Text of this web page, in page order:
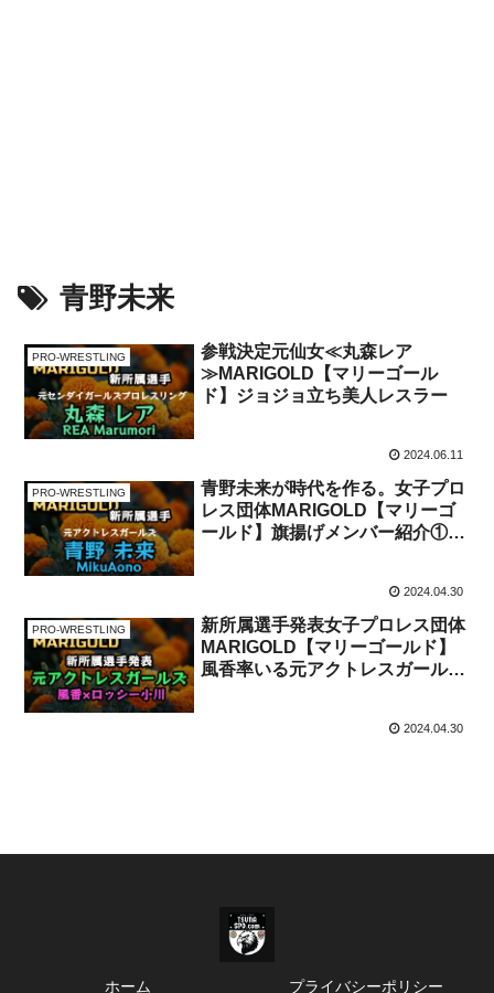
青野未来
PRO-WRESTLING
参戦決定元仙女≪丸森レア
≫MARIGOLD【マリーゴール
ド】ジョジョ立ち美人レスラー
2024.06.11
PRO-WRESTLING
青野未来が時代を作る。女子プロ
レス団体MARIGOLD【マリーゴ
ールド】旗揚げメンバー紹介①美
2024.04.30
PRO-WRESTLING
新所属選手発表女子プロレス団体
MARIGOLD【マリーゴールド】
風香率いる元アクトレスガールズ
2024.04.30
ホーム プライバシーポリシー